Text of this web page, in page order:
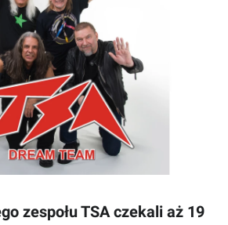
zespołu TSA czekali aż 19